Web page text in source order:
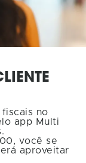
fiscais no
app Multi
você se
aproveitar